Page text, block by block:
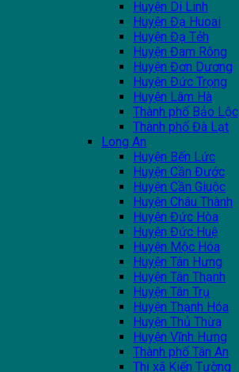
Huyện Di Linh
Huyện Đạ Huoai
Huyện Đạ Tẻh
Huyện Đam Rông
Huyện Đơn Dương
Huyện Đức Trọng
Huyện Lâm Hà
Thành phố Bảo Lộc
Thành phố Đà Lạt
Long An
Huyện Bến Lức
Huyện Cần Đước
Huyện Cần Giuộc
Huyện Châu Thành
Huyện Đức Hòa
Huyện Đức Huệ
Huyện Mộc Hóa
Huyện Tân Hưng
Huyện Tân Thạnh
Huyện Tân Trụ
Huyện Thạnh Hóa
Huyện Thủ Thừa
Huyện Vĩnh Hưng
Thành phố Tân An
Thị xã Kiến Tường